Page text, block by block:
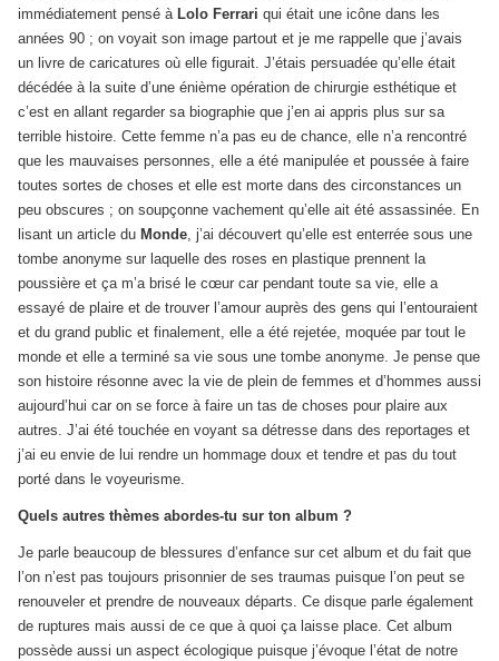
immédiatement pensé à Lolo Ferrari qui était une icône dans les
années 90 ; on voyait son image partout et je me rappelle que j’avais
un livre de caricatures où elle figurait. J’étais persuadée qu’elle était
décédée à la suite d’une énième opération de chirurgie esthétique et
c’est en allant regarder sa biographie que j’en ai appris plus sur sa
terrible histoire. Cette femme n’a pas eu de chance, elle n’a rencontré
que les mauvaises personnes, elle a été manipulée et poussée à faire
toutes sortes de choses et elle est morte dans des circonstances un
peu obscures ; on soupçonne vachement qu’elle ait été assassinée. En
lisant un article du Monde, j’ai découvert qu’elle est enterrée sous une
tombe anonyme sur laquelle des roses en plastique prennent la
poussière et ça m’a brisé le cœur car pendant toute sa vie, elle a
essayé de plaire et de trouver l’amour auprès des gens qui l’entouraient
et du grand public et finalement, elle a été rejetée, moquée par tout le
monde et elle a terminé sa vie sous une tombe anonyme. Je pense que
son histoire résonne avec la vie de plein de femmes et d’hommes aussi
aujourd’hui car on se force à faire un tas de choses pour plaire aux
autres. J’ai été touchée en voyant sa détresse dans des reportages et
j’ai eu envie de lui rendre un hommage doux et tendre et pas du tout
porté dans le voyeurisme.
Quels autres thèmes abordes-tu sur ton album ?
Je parle beaucoup de blessures d’enfance sur cet album et du fait que
l’on n’est pas toujours prisonnier de ses traumas puisque l’on peut se
renouveler et prendre de nouveaux départs. Ce disque parle également
de ruptures mais aussi de ce que à quoi ça laisse place. Cet album
possède aussi un aspect écologique puisque j’évoque l’état de notre